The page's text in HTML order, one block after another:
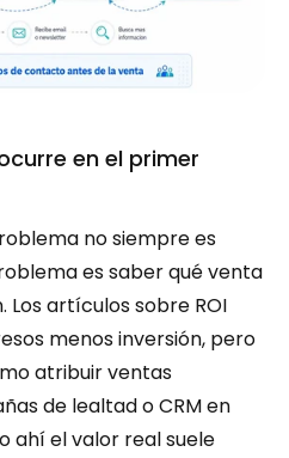
en el primer
no siempre es
es saber qué venta
artículos sobre ROI
menos inversión, pero
atribuir ventas
de lealtad o CRM en
ahí el valor real suele